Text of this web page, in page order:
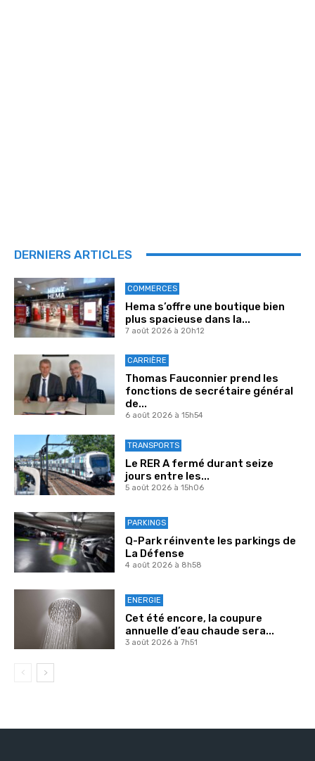
DERNIERS ARTICLES
COMMERCES
Hema s’offre une boutique bien
plus spacieuse dans la...
7 août 2026 à 20h12
CARRIÈRE
Thomas Fauconnier prend les
fonctions de secrétaire général
de...
6 août 2026 à 15h54
TRANSPORTS
Le RER A fermé durant seize
jours entre les...
5 août 2026 à 15h06
PARKINGS
Q-Park réinvente les parkings de
La Défense
4 août 2026 à 8h58
ENERGIE
Cet été encore, la coupure
annuelle d’eau chaude sera...
3 août 2026 à 7h51